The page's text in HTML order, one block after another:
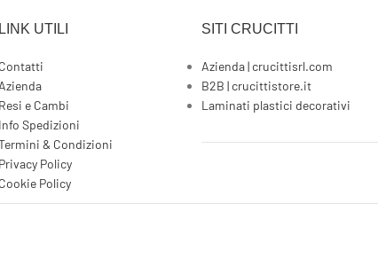
LINK UTILI
Contatti
Azienda
Resi e Cambi
Info Spedizioni
& Condizioni
Privacy Policy
Cookie Policy
SITI CRUCITTI
Azienda | crucittisrl.com
B2B | crucittistore.it
Laminati plastici decorativi